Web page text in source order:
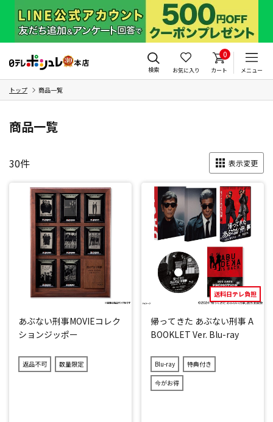
検索 お気に入り
0
カート メニュー
トップ 商品一覧
商品一覧
30件 表示変更
あぶない刑事MOVIEコレク
ションジッポー
返品不可 数量限定
送料日テレ負担
帰ってきた あぶない刑事 A
BOOKLET Ver. Blu-ray
Blu-ray 特典付き
今がお得